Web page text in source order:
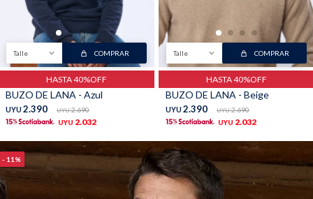
Talle COMPRAR
HASTA 40%OFF
BUZO DE LANA - Azul
UYU 2.390 UYU 2.690
UYU 2.032
Talle COMPRAR
HASTA 40%OFF
BUZO DE LANA - Beige
UYU 2.390 UYU 2.690
UYU 2.032
11